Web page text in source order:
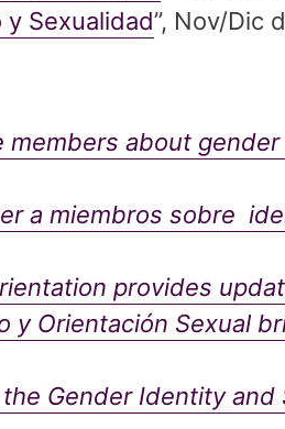
Sexualidad”, Nov/Dic
about
a miembros sobre
provides
Orientación Sexual
Gender Identity and